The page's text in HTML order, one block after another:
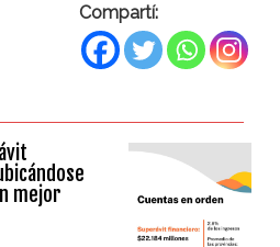
Compartí:
mejor